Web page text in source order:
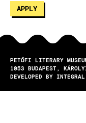
PETŐFI LITERARY
1053
BUDAPEST
DEVELOPED BY